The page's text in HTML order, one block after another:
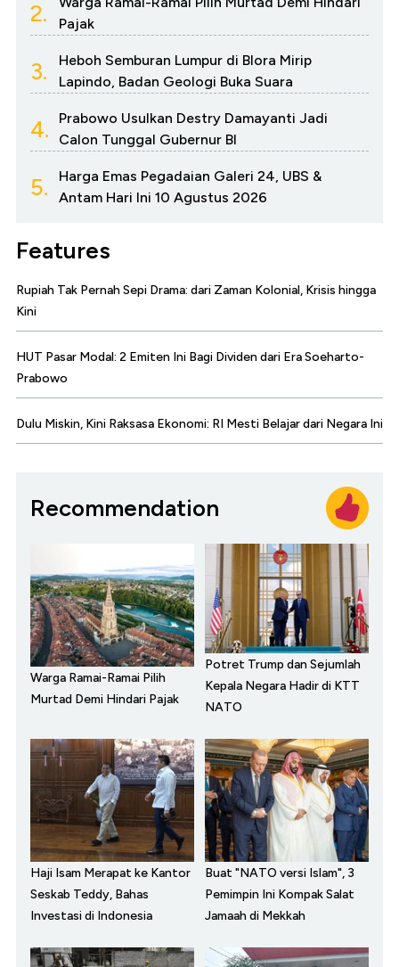
2.
Pajak
3.
Heboh Semburan Lumpur di Blora Mirip
Lapindo, Badan Geologi Buka Suara
4.
Prabowo Usulkan Destry Damayanti Jadi
Calon Tunggal Gubernur BI
5.
Harga Emas Pegadaian Galeri 24, UBS &
Antam Hari Ini 10 Agustus 2026
Features
Rupiah Tak Pernah Sepi Drama: dari Zaman Kolonial, Krisis hingga
Kini
HUT Pasar Modal: 2 Emiten Ini Bagi Dividen dari Era Soeharto-
Prabowo
Dulu Miskin, Kini Raksasa Ekonomi: RI Mesti Belajar dari Negara Ini
Recommendation
Warga Ramai-Ramai Pilih
Murtad Demi Hindari Pajak
Potret Trump dan Sejumlah
Kepala Negara Hadir di KTT
NATO
Haji Isam Merapat ke Kantor
Seskab Teddy, Bahas
Investasi di Indonesia
Buat "NATO versi Islam", 3
Pemimpin Ini Kompak Salat
Jamaah di Mekkah